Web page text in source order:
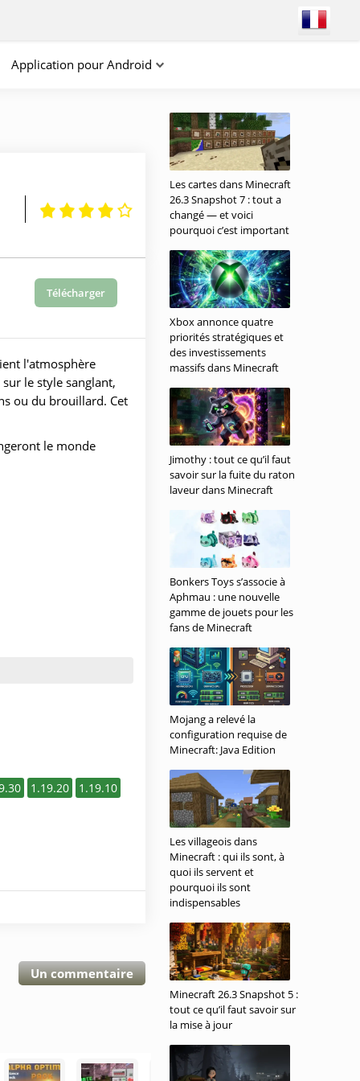
Application pour Android
Télécharger
l'atmosphère
le style sanglant,
ou du brouillard. Cet
le monde
1.19.20
1.19.10
Un commentaire
Les cartes dans Minecraft
26.3 Snapshot 7 : tout a
changé — et voici
pourquoi c’est important
Xbox annonce quatre
priorités stratégiques et
des investissements
massifs dans Minecraft
Jimothy : tout ce qu’il faut
savoir sur la fuite du raton
laveur dans Minecraft
Bonkers Toys s’associe à
Aphmau : une nouvelle
gamme de jouets pour les
fans de Minecraft
Mojang a relevé la
configuration requise de
Minecraft: Java Edition
Les villageois dans
Minecraft : qui ils sont, à
quoi ils servent et
pourquoi ils sont
indispensables
Minecraft 26.3 Snapshot 5 :
tout ce qu’il faut savoir sur
la mise à jour